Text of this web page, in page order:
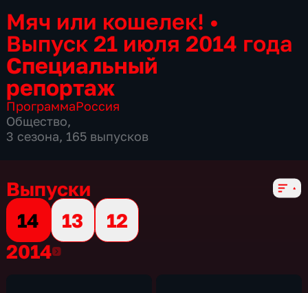
Мяч или кошелек! •
Выпуск 21 июля 2014 года
Специальный
репортаж
ПрограммаРоссия
Общество,
3 сезона, 165 выпусков
Выпуски
14
13
12
20142014